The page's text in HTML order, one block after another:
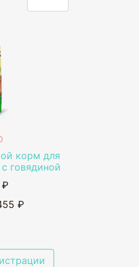
корм для
говядиной
₽
₽